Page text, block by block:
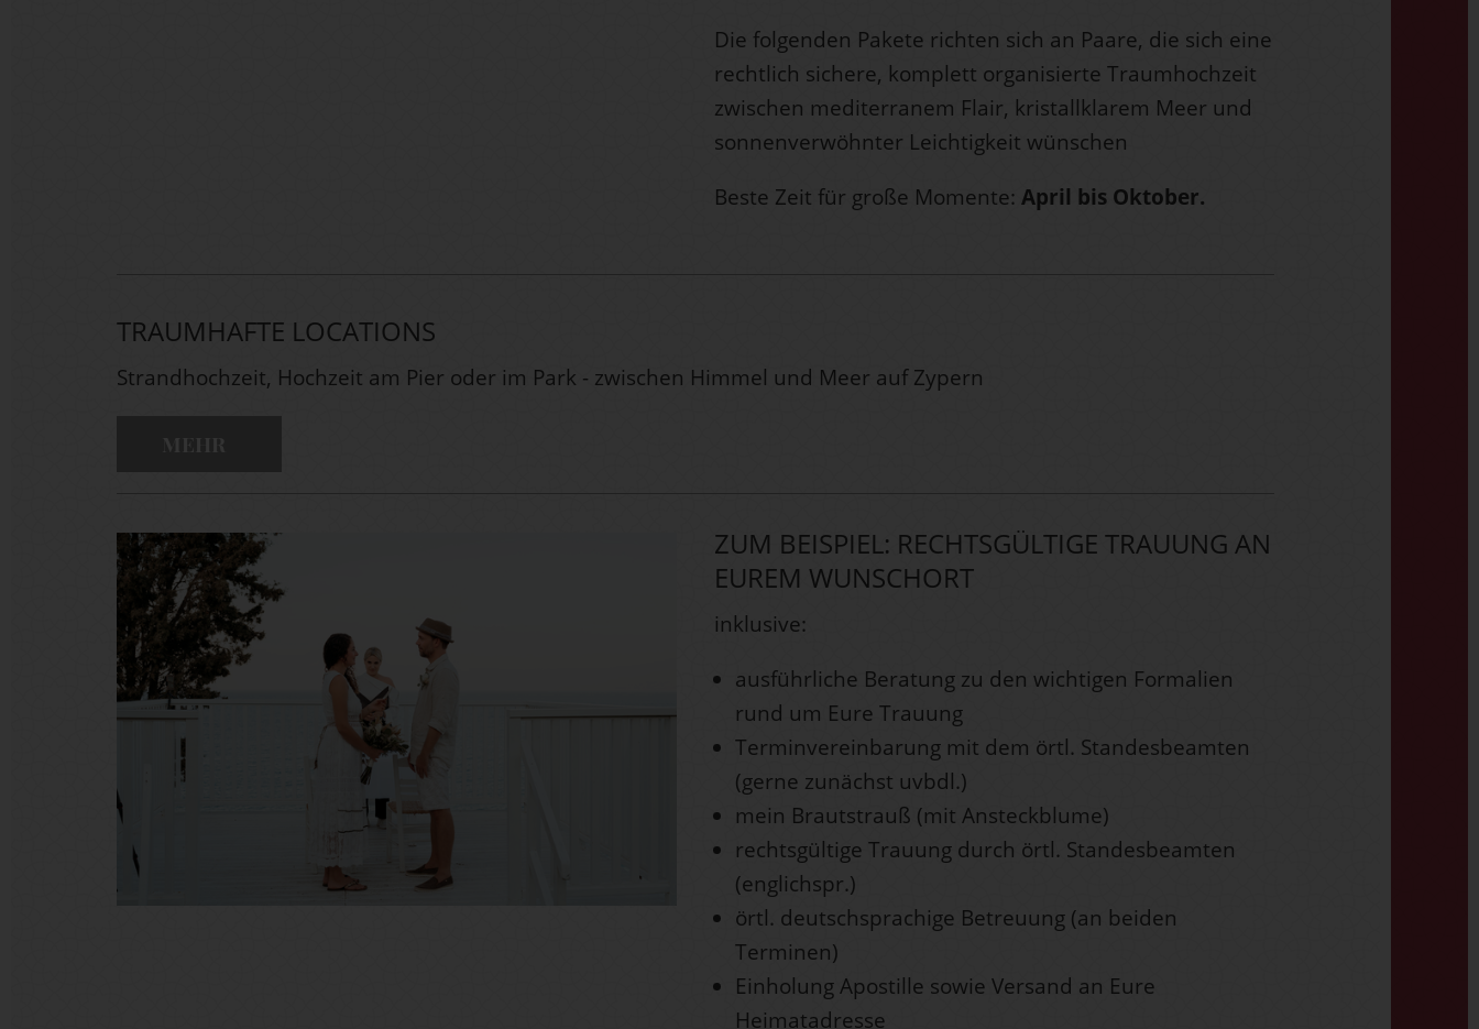
Die folgenden Pakete richten sich an Paare, die sich eine
rechtlich sichere, komplett organisierte Traumhochzeit
zwischen mediterranem Flair, kristallklarem Meer und
sonnenverwöhnter Leichtigkeit wünschen
Beste Zeit für große Momente:April bis Oktober.
TRAUMHAFTE LOCATIONS
Strandhochzeit, Hochzeit am Pier oder im Park - zwischen Himmel und Meer auf Zypern
ZUM BEISPIEL: RECHTSGÜLTIGE TRAUUNG AN
EUREM WUNSCHORT
inklusive:
ausführliche Beratung zu den wichtigen Formalien
rund um Eure Trauung
Terminvereinbarung mit dem örtl. Standesbeamten
(gerne zunächst uvbdl.)
mein Brautstrauß (mit Ansteckblume)
rechtsgültige Trauung durch örtl. Standesbeamten
(englichspr.)
örtl. deutschsprachige Betreuung (an beiden
Terminen)
Einholung Apostille sowie Versand an Eure
Heimatadresse